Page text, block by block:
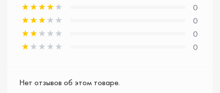
0
0
0
0
Нет отзывов об этом товаре.